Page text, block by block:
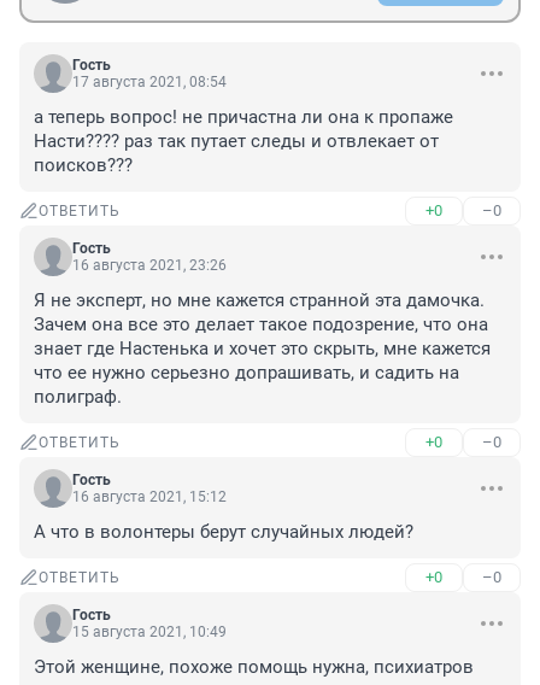
Гость
17 августа 2021, 08:54
а теперь вопрос! не причастна ли она к пропаже
Насти???? раз так путает следы и отвлекает от
поисков???
ОТВЕТИТЬ +0 –0
Гость
16 августа 2021, 23:26
Я не эксперт, но мне кажется странной эта дамочка.
Зачем она все это делает такое подозрение, что она
знает где Настенька и хочет это скрыть, мне кажется
что ее нужно серьезно допрашивать, и садить на
полиграф.
ОТВЕТИТЬ +0 –0
Гость
16 августа 2021, 15:12
А что в волонтеры берут случайных людей?
ОТВЕТИТЬ +0 –0
Гость
15 августа 2021, 10:49
Этой женщине, похоже помощь нужна, психиатров